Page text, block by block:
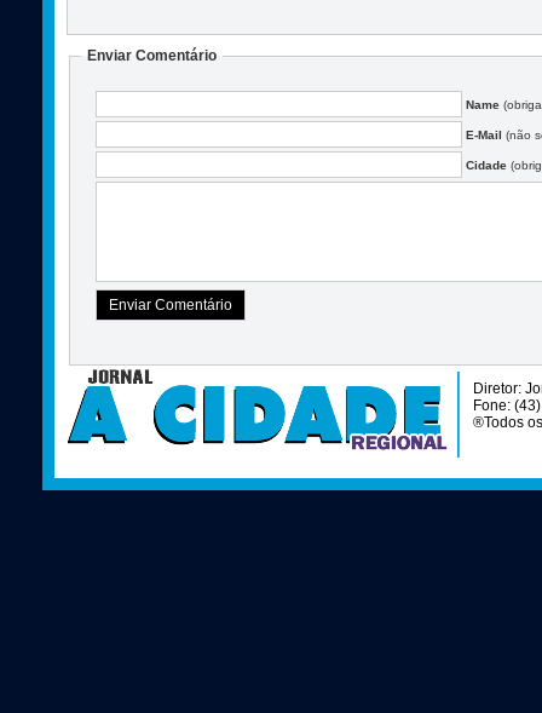
Enviar Comentário
Name
E-Mail (não
Cidade
Diretor:
Fone:
®Todos